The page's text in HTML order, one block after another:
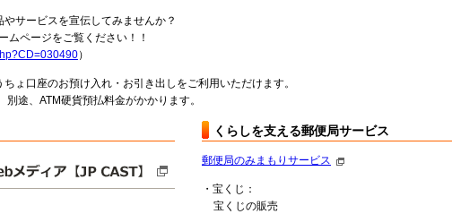
サービスを宣伝してみませんか？
ページをご覧ください！！
）
ょ口座のお預け入れ・お引き出しをご利用いただけます。
途、ATM硬貨預払料金がかかります。
くらしを支える郵便局サービス
郵便局のみまもりサービス
・宝くじ：
宝くじの販売